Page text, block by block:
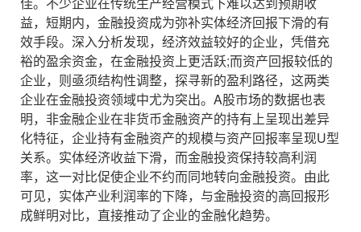
益，短期内，金融投资成为弥补实体经济回报下滑的有
效手段。深入分析发现，经济效益较好的企业，凭借充
裕的盈余资金，在金融投资上更活跃;而资产回报较低的
企业，则亟须结构性调整，探寻新的盈利路径，这两类
企业在金融投资领域中尤为突出。A股市场的数据也表
明，非金融企业在非货币金融资产的持有上呈现出差异
化特征，企业持有金融资产的规模与资产回报率呈现U型
关系。实体经济收益下滑，而金融投资保持较高利润
率，这一对比促使企业不约而同地转向金融投资。由此
可见，实体产业利润率的下降，与金融投资的高回报形
成鲜明对比，直接推动了企业的金融化趋势。